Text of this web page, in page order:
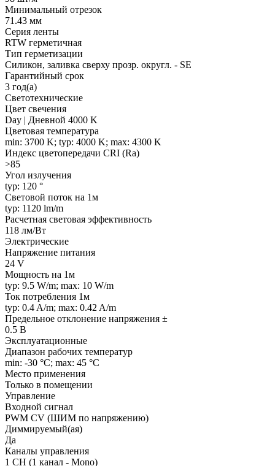
Минимальный отрезок
71.43 мм
Серия ленты
RTW герметичная
Тип герметизации
Силикон, заливка сверху прозр. округл. - SE
Гарантийный срок
3 год(а)
Светотехнические
Цвет свечения
Day | Дневной 4000 K
Цветовая температура
min: 3700 K; typ: 4000 K; max: 4300 K
Индекс цветопередачи CRI (Ra)
>85
Угол излучения
typ: 120 °
Световой поток на 1м
typ: 1120 lm/m
Расчетная световая эффективность
118 лм/Вт
Электрические
Напряжение питания
24 V
Мощность на 1м
typ: 9.5 W/m; max: 10 W/m
Ток потребления 1м
typ: 0.4 A/m; max: 0.42 A/m
Предельное отклонение напряжения ±
0.5 В
Эксплуатационные
Диапазон рабочих температур
min: -30 °C; max: 45 °C
Место применения
Только в помещении
Управление
Входной сигнал
PWM СV (ШИМ по напряжению)
Диммируемый(ая)
Да
Каналы управления
1 CH (1 канал - Mono)